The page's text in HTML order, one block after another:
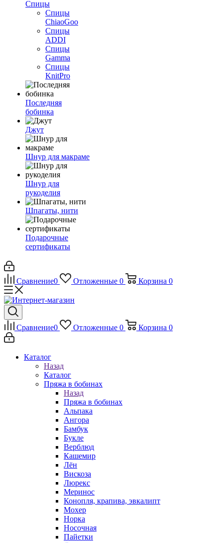
Спицы
Спицы
ChiaoGoo
Спицы
ADDI
Спицы
Gamma
Спицы
KnitPro
Последняя
бобинка
Джут
Шнур для макраме
Шнур для
рукоделия
Шпагаты, нити
Подарочные
сертификаты
Сравнение0 Отложенные 0 Корзина 0
Сравнение0 Отложенные 0 Корзина 0
Каталог
Назад
Каталог
Пряжа в бобинах
Назад
Пряжа в бобинах
Альпака
Ангора
Бамбук
Букле
Верблюд
Кашемир
Лён
Вискоза
Люрекс
Меринос
Конопля, крапива, эвкалипт
Мохер
Норка
Носочная
Пайетки